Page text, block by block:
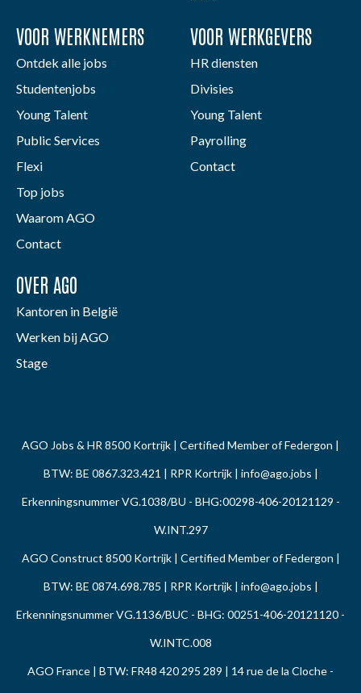
VOOR WERKNEMERS
Ontdek alle jobs
Studentenjobs
Young Talent
Public Services
Flexi
Top jobs
Waarom AGO
Contact
VOOR WERKGEVERS
HR diensten
Divisies
Young Talent
Payrolling
Contact
OVER AGO
Kantoren in België
Werken bij AGO
Stage
AGO Jobs & HR 8500 Kortrijk | Certified Member of Federgon |
BTW: BE 0867.323.421 | RPR Kortrijk | info@ago.jobs |
Erkenningsnummer VG.1038/BU - BHG:00298-406-20121129 -
W.INT.297
AGO Construct 8500 Kortrijk | Certified Member of Federgon |
BTW: BE 0874.698.785 | RPR Kortrijk | info@ago.jobs |
Erkenningsnummer VG.1136/BUC - BHG: 00251-406-20121120 -
W.INTC.008
AGO France | BTW: FR48 420 295 289 | 14 rue de la Cloche -